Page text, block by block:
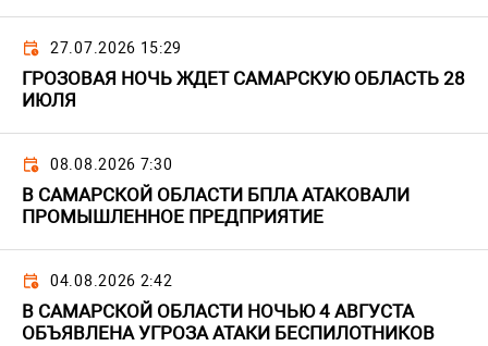
27.07.2026 15:29
ГРОЗОВАЯ НОЧЬ ЖДЕТ САМАРСКУЮ ОБЛАСТЬ 28
ИЮЛЯ
08.08.2026 7:30
В САМАРСКОЙ ОБЛАСТИ БПЛА АТАКОВАЛИ
ПРОМЫШЛЕННОЕ ПРЕДПРИЯТИЕ
04.08.2026 2:42
В САМАРСКОЙ ОБЛАСТИ НОЧЬЮ 4 АВГУСТА
ОБЪЯВЛЕНА УГРОЗА АТАКИ БЕСПИЛОТНИКОВ